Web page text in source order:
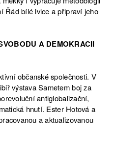
Řád bílé lvice a připraví jeho
A DEMOKRACII
občanské společnosti. V
výstava Sametem boj za
antiglobalizační,
hnutí. Ester Hotová a
a aktualizovanou